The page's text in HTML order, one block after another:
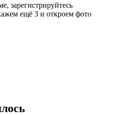
зарегистрируйтесь
ещё 3 и откроем фото